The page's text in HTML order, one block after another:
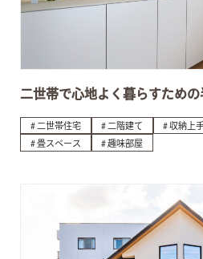
二世帯で心地よく暮らすための
二世帯住宅 二階建て 収納上
畳スペース
趣味部屋